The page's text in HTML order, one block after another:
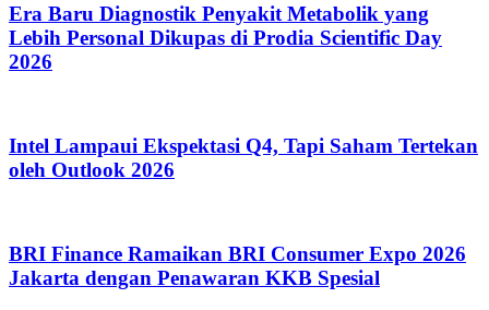
Era Baru Diagnostik Penyakit Metabolik yang
Lebih Personal Dikupas di Prodia Scientific Day
2026
Intel Lampaui Ekspektasi Q4, Tapi Saham Tertekan
oleh Outlook 2026
BRI Finance Ramaikan BRI Consumer Expo 2026
Jakarta dengan Penawaran KKB Spesial